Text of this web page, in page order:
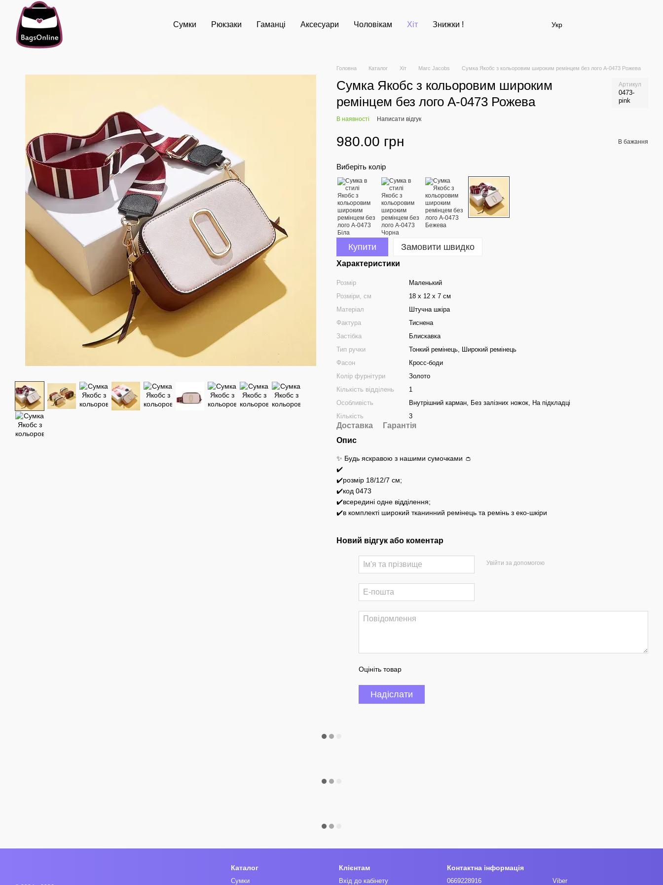
Перейти до основного контенту
Сумки Рюкзаки Гаманці Аксесуари Чоловікам Хіт Знижки ! Укр
Головна Каталог Хіт Marc Jacobs Сумка Якобс з кольоровим широким ремінцем без лого А-0473 Рожева
Сумка Якобс з кольоровим широким
ремінцем без лого А-0473 Рожева
Артикул
0473-
pink
В наявності Написати відгук
980.00 грн В бажання
Виберіть колір
Купити Замовити швидко
Характеристики
Розмір
Маленький
Розміри, см
18 х 12 х 7 см
Матеріал
Штучна шкіра
Фактура
Тиснена
Застібка
Блискавка
Тип ручки
Тонкий ремінець, Широкий ремінець
Фасон
Кросс-боди
Колір фурнітури
Золото
Кількість відділень
1
Особливість
Внутрішний карман, Без залізних ножок, На підкладці
Кількість
3
Доставка
Гарантія
Опис
✨ Будь яскравою з нашими сумочками 👛
✔️
✔️розмір 18/12/7 см;
✔️код 0473
✔️всередині одне відділення;
✔️в комплекті широкий тканинний ремінець та ремінь з еко-шкіри
Новий відгук або коментар
Увійти за допомогою
Оцініть товар
Надіслати
Каталог
Сумки
Клієнтам
Вхід до кабінету
Контактна інформація
0669228916 Viber